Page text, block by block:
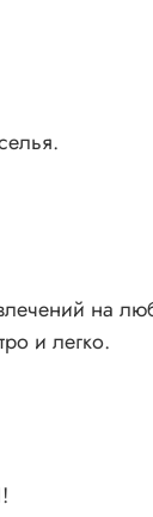
на
и легко.